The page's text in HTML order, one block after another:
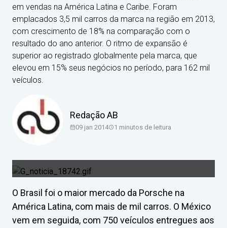
em vendas na América Latina e Caribe. Foram
emplacados 3,5 mil carros da marca na região em 2013,
com crescimento de 18% na comparação com o
resultado do ano anterior. O ritmo de expansão é
superior ao registrado globalmente pela marca, que
elevou em 15% seus negócios no período, para 162 mil
veículos.
Redação AB
09 jan 2014 1 minutos de leitura
O Brasil foi o maior mercado da Porsche na
América Latina, com mais de mil carros. O México
vem em seguida, com 750 veículos entregues aos